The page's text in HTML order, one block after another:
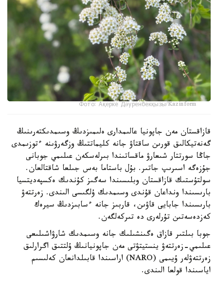
Фото: Ақерке Дәуренбекқызы/Kazinform
قازاقستان مەن جاپونيا عالىمدارى ەلىمىزدىڭ وسىمدىكتەرىنىڭ
گەنەتيكالىق قورىن ساقتاۋ جانە كليماتتىڭ وزگەرۋىنە ءتوزىمدى
جاڭا سورتتار شىعارۋ ماقساتىندا بىرلەسكەن عىلىمي جوبانى
جۇزەگە اسىرىپ جاتىر. بۇل باستاما بەس جىلعا شاقتالعان.
سولتۇستىك قازاقستان وبلىسىندا سەگىز كۇندىك ەكسپەديتسيا
بارىسىندا ونداعان قۇندى وسىمدىك ۇلگىسى الىندى. زەرتتەۋ
بارىسىندا جابايى قاۋىن، قاربىز جانە ءسابىزدىڭ سيرەك
كەزدەسەتىن تۇرلەرى دە تىركەلگەن.
جوبا بىلتىر قازاق ەگىنشىلىك جانە وسىمدىك شارۋاشىلىعى
عىلىمي-زەرتتەۋ ينستيتۋتى مەن جاپونيانىڭ ۇلتتىق اگرارلىق
زەرتتەۋلەر ۇيىمى (NARO) اراسىندا قابىلدانعان كەلىسىم
اياسىندا قولعا الىندى.